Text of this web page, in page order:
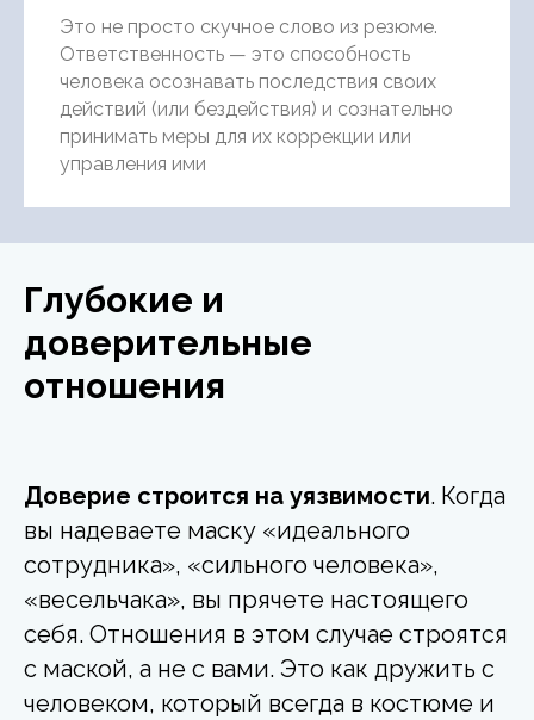
Это не просто скучное слово из резюме.
Ответственность — это способность
человека осознавать последствия своих
действий (или бездействия) и сознательно
принимать меры для их коррекции или
управления ими
Глубокие и
доверительные
отношения
Доверие строится на уязвимости. Когда
вы надеваете маску «идеального
сотрудника», «сильного человека»,
«весельчака», вы прячете настоящего
себя. Отношения в этом случае строятся
с маской, а не с вами. Это как дружить с
человеком, который всегда в костюме и